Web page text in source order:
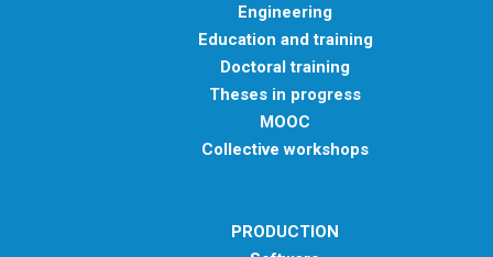
Engineering
Education and training
Doctoral training
Theses in progress
MOOC
Collective workshops
PRODUCTION